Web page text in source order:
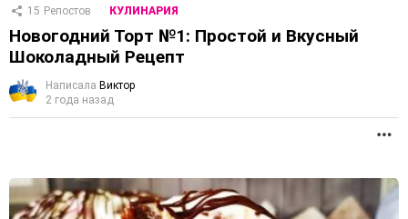
15 Репостов КУЛИНАРИЯ
Новогодний Торт №1: Простой и Вкусный
Шоколадный Рецепт
Написала Виктор
2 года назад